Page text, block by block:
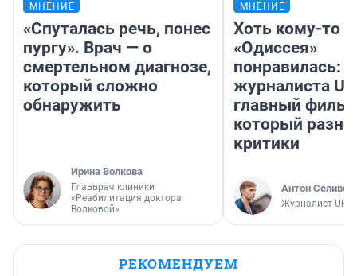
МНЕНИЕ
«Спуталась речь, понес
пургу». Врач — о
смертельном диагнозе,
который сложно
обнаружить
Ирина Волкова
Главврач клиники
«Реабилитация доктора
Волковой»
МНЕНИЕ
Хоть кому-то
«Одиссея»
понравилась:
журналиста
главный
который
критики
Антон
Журналист
РЕКОМЕНДУЕМ